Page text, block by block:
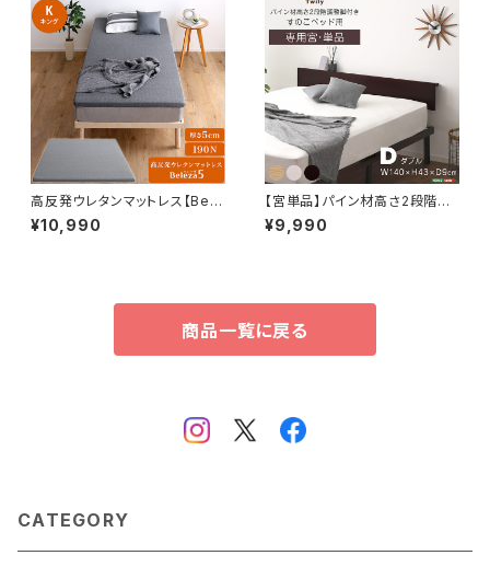
高反発ウレタンマットレス【Bele
za5-ベレーザ・ファイブ-】(キン
グ) ORM-05K
¥10,990
【宮単品】パイン材高さ2段階調
整脚付きすのこベッド用(ダブル)
HP-02D
¥9,990
商品一覧に戻る
CATEGORY